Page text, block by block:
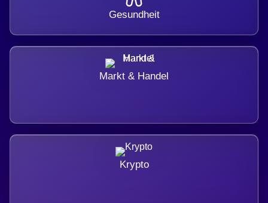
Gesundheit
Markt & Handel
Krypto